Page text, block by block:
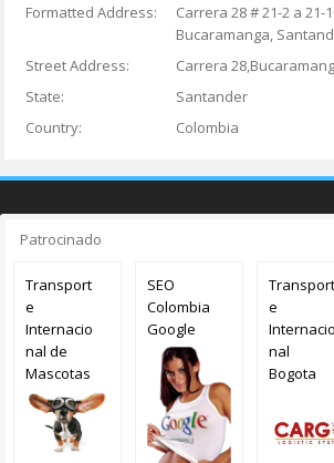
Formatted Address:
Carrera 28 # 21-2 a 21-
Bucaramanga,
Street Address:
Carrera
State:
Santander
Country:
Colombia
Patrocinado
Transport
e
Internacio
nal de
Mascotas
SEO
Colombia
Google
Transport
e
Internacio
nal
Bogota